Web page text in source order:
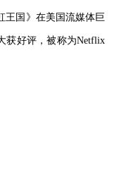
王国》在美国流媒体巨
获好评，被称为Netflix